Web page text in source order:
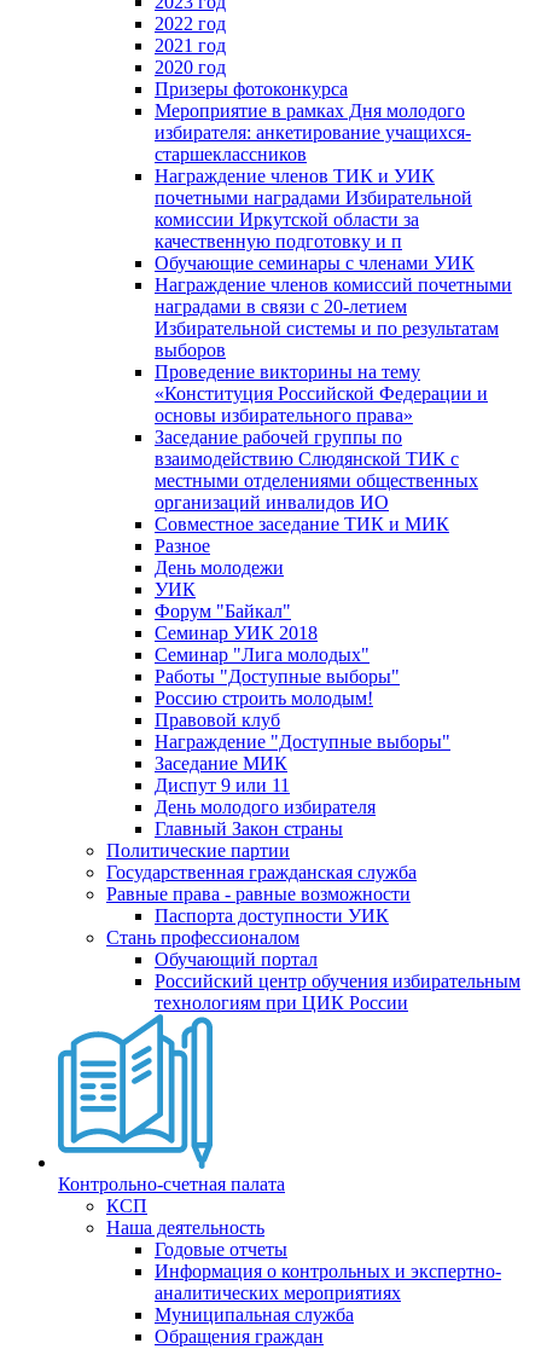
2022 год
2021 год
2020 год
Призеры фотоконкурса
Мероприятие в рамках Дня молодого
избирателя: анкетирование учащихся-
старшеклассников
Награждение членов ТИК и УИК
почетными наградами Избирательной
комиссии Иркутской области за
качественную подготовку и п
Обучающие семинары с членами УИК
Награждение членов комиссий почетными
наградами в связи с 20-летием
Избирательной системы и по результатам
выборов
Проведение викторины на тему
«Конституция Российской Федерации и
основы избирательного права»
Заседание рабочей группы по
взаимодействию Слюдянской ТИК с
местными отделениями общественных
организаций инвалидов ИО
Совместное заседание ТИК и МИК
Разное
День молодежи
УИК
Форум "Байкал"
Семинар УИК 2018
Семинар "Лига молодых"
Работы "Доступные выборы"
Россию строить молодым!
Правовой клуб
Награждение "Доступные выборы"
Заседание МИК
Диспут 9 или 11
День молодого избирателя
Главный Закон страны
Политические партии
Государственная гражданская служба
Равные права - равные возможности
Паспорта доступности УИК
Стань профессионалом
Обучающий портал
Российский центр обучения избирательным
технологиям при ЦИК России
Контрольно-счетная палата
КСП
Наша деятельность
Годовые отчеты
Информация о контрольных и экспертно-
аналитических мероприятиях
Муниципальная служба
Обращения граждан